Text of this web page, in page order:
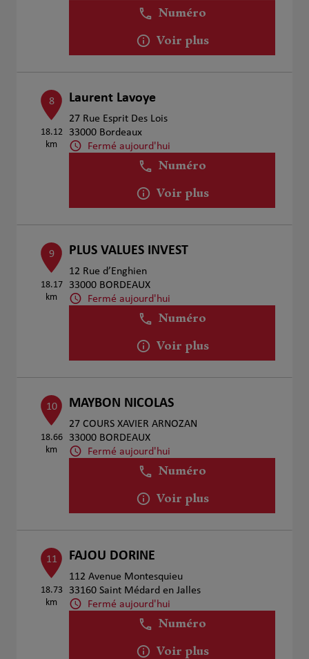
Numéro
Voir plus
8
18.12
km
Laurent Lavoye
27 Rue Esprit Des Lois
33000 Bordeaux
Fermé aujourd'hui
Numéro
Voir plus
9
18.17
km
PLUS VALUES INVEST
12 Rue d’Enghien
33000 BORDEAUX
Fermé aujourd'hui
Numéro
Voir plus
10
18.66
km
MAYBON NICOLAS
27 COURS XAVIER ARNOZAN
33000 BORDEAUX
Fermé aujourd'hui
Numéro
Voir plus
11
18.73
km
FAJOU DORINE
112 Avenue Montesquieu
33160 Saint Médard en Jalles
Fermé aujourd'hui
Numéro
Voir plus